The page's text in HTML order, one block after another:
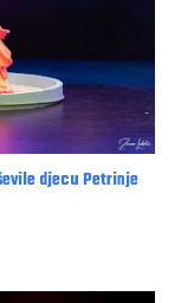
djecu Petrinje